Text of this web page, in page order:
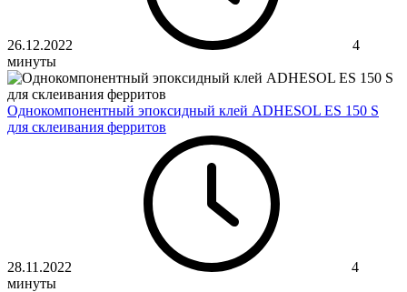
26.12.2022
4
минуты
Однокомпонентный эпоксидный клей ADHESOL ES 150 S
для склеивания ферритов
28.11.2022
4
минуты